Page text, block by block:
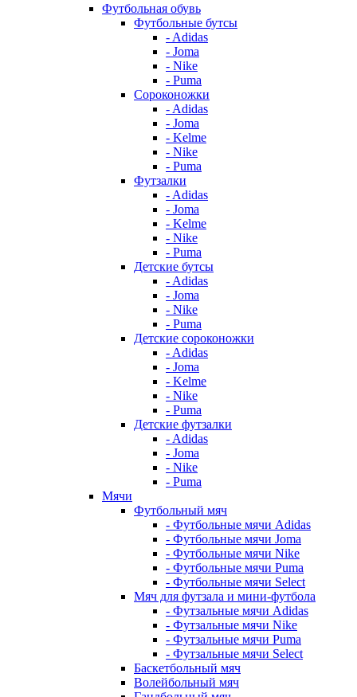
Футбольная обувь
Футбольные бутсы
- Adidas
- Joma
- Nike
- Puma
Сороконожки
- Adidas
- Joma
- Kelme
- Nike
- Puma
Футзалки
- Adidas
- Joma
- Kelme
- Nike
- Puma
Детские бутсы
- Adidas
- Joma
- Nike
- Puma
Детские сороконожки
- Adidas
- Joma
- Kelme
- Nike
- Puma
Детские футзалки
- Adidas
- Joma
- Nike
- Puma
Мячи
Футбольный мяч
- Футбольные мячи Adidas
- Футбольные мячи Joma
- Футбольные мячи Nike
- Футбольные мячи Puma
- Футбольные мячи Select
Мяч для футзала и мини-футбола
- Футзальные мячи Adidas
- Футзальные мячи Nike
- Футзальные мячи Puma
- Футзальные мячи Select
Баскетбольный мяч
Волейбольный мяч